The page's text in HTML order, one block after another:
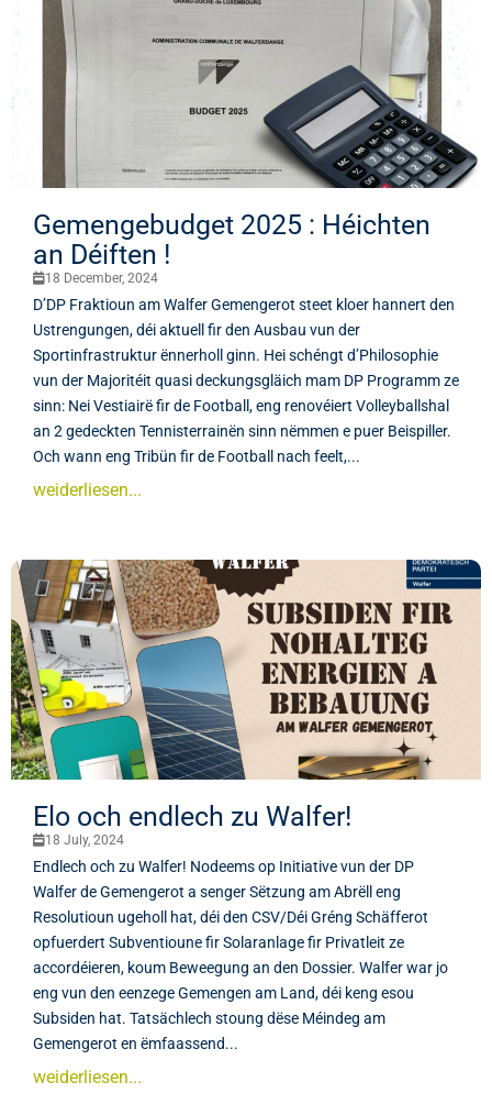
Gemengebudget 2025 : Héichten
an Déiften !
18 December, 2024
D’DP Fraktioun am Walfer Gemengerot steet kloer hannert den
Ustrengungen, déi aktuell fir den Ausbau vun der
Sportinfrastruktur ënnerholl ginn. Hei schéngt d’Philosophie
vun der Majoritéit quasi deckungsgläich mam DP Programm ze
sinn: Nei Vestiairë fir de Football, eng renovéiert Volleyballshal
an 2 gedeckten Tennisterrainën sinn nëmmen e puer Beispiller.
Och wann eng Tribün fir de Football nach feelt,...
weiderliesen...
Elo och endlech zu Walfer!
18 July, 2024
Endlech och zu Walfer! Nodeems op Initiative vun der DP
Walfer de Gemengerot a senger Sëtzung am Abrëll eng
Resolutioun ugeholl hat, déi den CSV/Déi Gréng Schäfferot
opfuerdert Subventioune fir Solaranlage fir Privatleit ze
accordéieren, koum Beweegung an den Dossier. Walfer war jo
eng vun den eenzege Gemengen am Land, déi keng esou
Subsiden hat. Tatsächlech stoung dëse Méindeg am
Gemengerot en ëmfaassend...
weiderliesen...